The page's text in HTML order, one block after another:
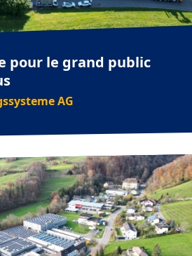
pour le grand public
AG